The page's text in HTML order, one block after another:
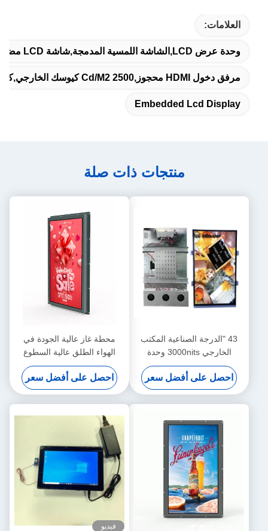
العلامات:
وحدة عرض LCD,الشاشة اللمسية المدمجة,شاشة LCD مضمنة
مرفق دخول HDMI محجوز,2500 Cd/m2 كيوسك الخارجي,كيوسك الخارجي الصناعي
Embedded Lcd Display
منتجات ذات صلة
43 "الدرجة الصناعية المكتب
الخارجي 3000nits وحدة
مضمنة مع مدخل HDMI
محفوظة
احصل على أفضل سعر
محطة غاز عالية الجودة في
الهواء الطلق عالية السطوع
احصل على أفضل سعر
فيديو